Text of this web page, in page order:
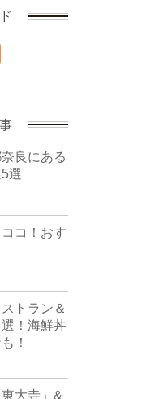
良にある
選
コ！おす
トラン＆
！海鮮丼
！
大寺」&